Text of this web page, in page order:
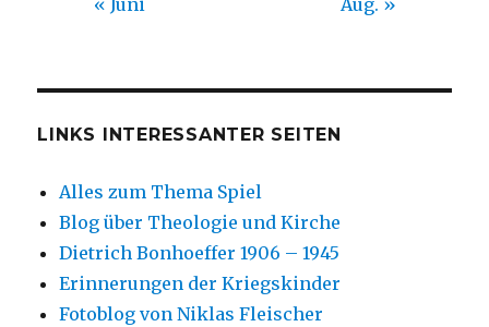
« Juni Aug. »
LINKS INTERESSANTER SEITEN
Alles zum Thema Spiel
Blog über Theologie und Kirche
Dietrich Bonhoeffer 1906 – 1945
Erinnerungen der Kriegskinder
Fotoblog von Niklas Fleischer